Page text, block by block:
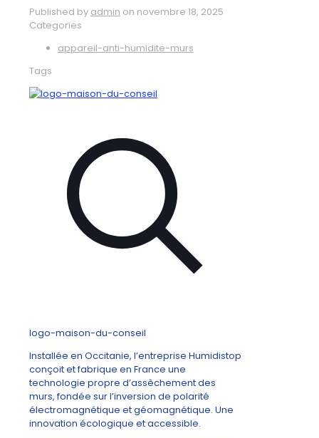
Published by admin on novembre 18, 2025
Categories
appareil-anti-humidite-murs
Tags
logo-maison-du-conseil
Installée en Occitanie, l’entreprise Humidistop
conçoit et fabrique en France une
technologie propre d’assèchement des
murs, fondée sur l’inversion de polarité
électromagnétique et géomagnétique. Une
innovation écologique et accessible.